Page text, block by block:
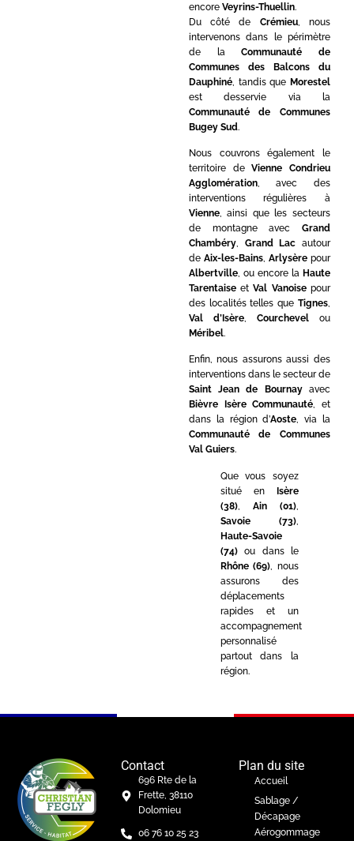
encore Veyrins-Thuellin.
Du côté de Crémieu, nous
intervenons dans le périmètre
de laCommunauté de
Communes des Balcons du
Dauphiné, tandis que Morestel
est desservie via la
Communauté de Communes
Bugey Sud.
Nous couvrons également le
territoire deVienne Condrieu
Agglomération, avec des
interventions régulières à
Vienne, ainsi que les secteurs
de montagne avec Grand
Chambéry, Grand Lac autour
de Aix-les-Bains, Arlysèrepour
Albertville, ou encore la Haute
TarentaiseetVal Vanoisepour
des localités telles que Tignes,
Val d’Isère, Courchevelou
Méribel.
Enfin, nous assurons aussi des
interventions dans le secteur de
Saint Jean de Bournayavec
Bièvre Isère Communauté, et
dans la région d’Aoste, via la
Communauté de Communes
Val Guiers.
Que vous soyez
situé en Isère
(38), Ain (01)
Savoie (73)
Haute-Savoie
(74)ou dans le
Rhône (69) , nous
assurons des
déplacements
rapides et un
accompagnement
personnalisé
partout dans la
région.
Contact
696 Rte de la
Frette, 38110
Dolomieu
06 76 10 25 23
Plan du site
Accueil
Sablage /
Décapage
Aérogommage